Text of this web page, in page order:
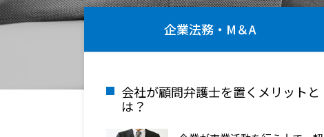
企業法務・M＆A
会社が顧問弁護士を置くメリットと
は？